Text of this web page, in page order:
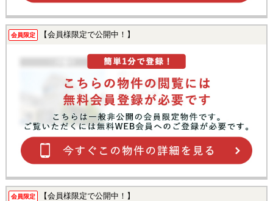
会員限定 【会員様限定で公開中！】
会員限定 【会員様限定で公開中！】